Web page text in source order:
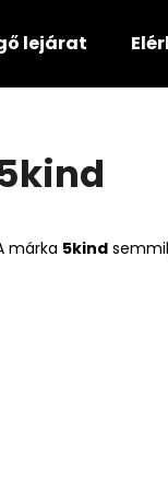
lejárat
márka 5kind